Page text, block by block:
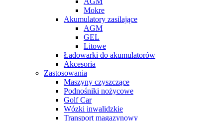
Mokre
Akumulatory zasilające
AGM
GEL
Litowe
Ładowarki do akumulatorów
Akcesoria
Zastosowania
Maszyny czyszczące
Podnośniki nożycowe
Golf Car
Wózki inwalidzkie
Transport magazynowy